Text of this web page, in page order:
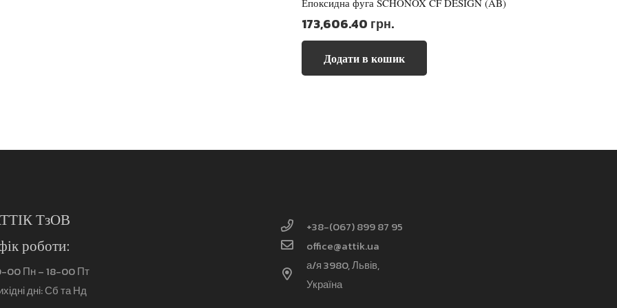
Епоксидна фуга SCHÖNOX CF DESIGN (AB)
173,606.40 грн.
Додати в кошик
ТзОВ
роботи:
00 Пн – 18-00 Пт
дні: Сб та Нд
+38-(067) 899 87 95
office@attik.ua
а/я 3980, Львів,
Україна